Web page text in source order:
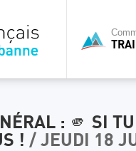
: 🫵 SI
! / JEUDI 18